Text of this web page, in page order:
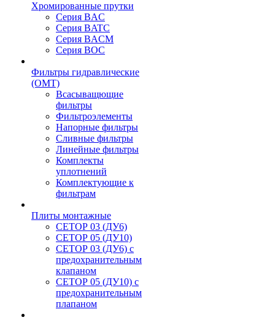
Хромированные прутки
Серия BAC
Серия BATC
Серия BACM
Серия BOC
Фильтры гидравлические
(OMT)
Всасыващющие
фильтры
Фильтроэлементы
Напорные фильтры
Сливные фильтры
Линейные фильтры
Комплекты
уплотнений
Комплектующие к
фильтрам
Плиты монтажные
CЕТОР 03 (ДУ6)
CЕТОР 05 (ДУ10)
CЕТОР 03 (ДУ6) с
предохранительным
клапаном
CЕТОР 05 (ДУ10) с
предохранительным
плапаном